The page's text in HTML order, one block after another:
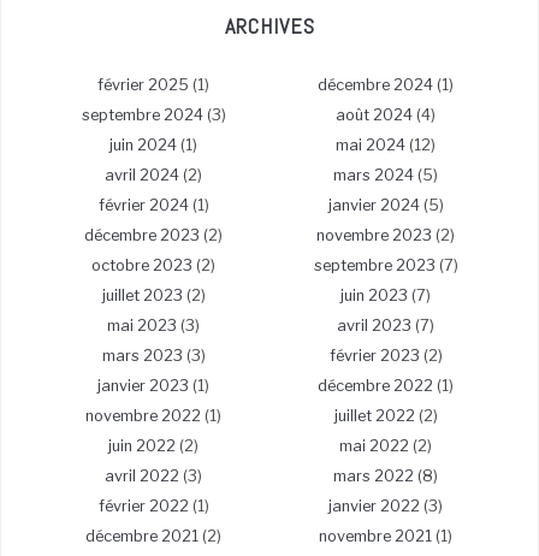
ARCHIVES
février 2025 (1) décembre 2024 (1)
septembre 2024(3) août 2024 (4)
juin 2024 (1) mai 2024 (12)
avril 2024 (2) mars 2024 (5)
février 2024(1) janvier 2024(5)
décembre 2023 (2) novembre 2023 (2)
octobre 2023 (2) septembre 2023 (7)
juillet 2023 (2) juin 2023 (7)
mai 2023 (3) avril 2023 (7)
mars 2023 (3) février 2023 (2)
janvier 2023 (1) décembre 2022 (1)
novembre 2022 (1) juillet 2022 (2)
juin 2022 (2) mai 2022 (2)
avril 2022 (3) mars 2022 (8)
février 2022 (1) janvier 2022 (3)
décembre 2021 (2) novembre 2021 (1)